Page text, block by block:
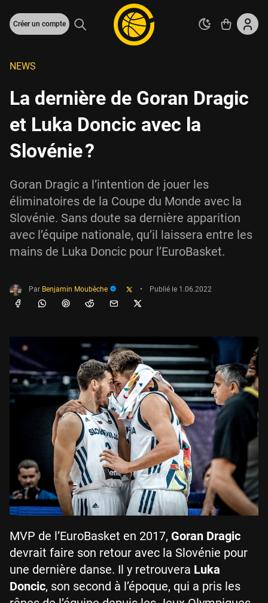
Créer un compte
NEWS
La dernière de Goran Dragic
et Luka Doncic avec la
Slovénie ?
Goran Dragic a l’intention de jouer les
éliminatoires de la Coupe du Monde avec la
Slovénie. Sans doute sa dernière apparition
avec l’équipe nationale, qu’il laissera entre les
mains de Luka Doncic pour l’EuroBasket.
Par Benjamin Moubèche • Publié le 1.06.2022
MVP de l’EuroBasket en 2017, Goran Dragic
devrait faire son retour avec la Slovénie pour
une dernière danse. Il y retrouvera Luka
Doncic, son second à l’époque, qui a pris les